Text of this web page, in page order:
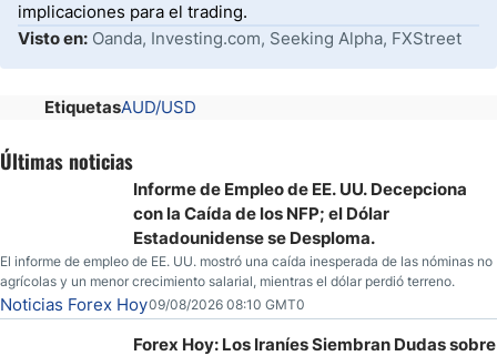
implicaciones para el trading.
Visto en: Oanda, Investing.com, Seeking Alpha, FXStreet
EtiquetasAUD/USD
Últimas noticias
Informe de Empleo de EE. UU. Decepciona
con la Caída de los NFP; el Dólar
Estadounidense se Desploma.
El informe de empleo de EE. UU. mostró una caída inesperada de las nóminas no
agrícolas y un menor crecimiento salarial, mientras el dólar perdió terreno.
Noticias Forex Hoy09/08/2026 08:10 GMT0
Forex Hoy: Los Iraníes Siembran Dudas sobre